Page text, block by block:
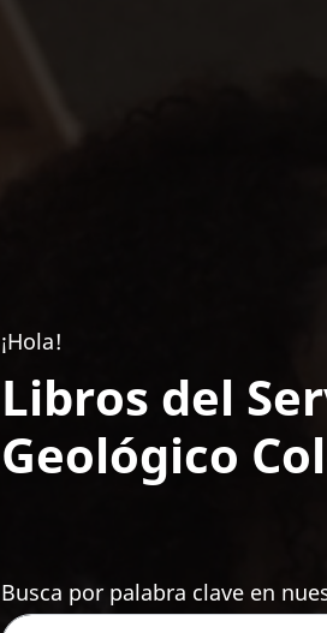
¡Hola!
Libros del
Geológico
Busca por palabra clave en